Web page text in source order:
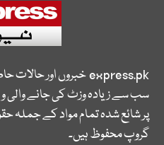
express.pkخبروں اور حالات
سب سے زیادہ وزٹ کی جانے
پر شائع شدہ تمام مواد کے جملہ
گروپ محفوظ ہیں۔